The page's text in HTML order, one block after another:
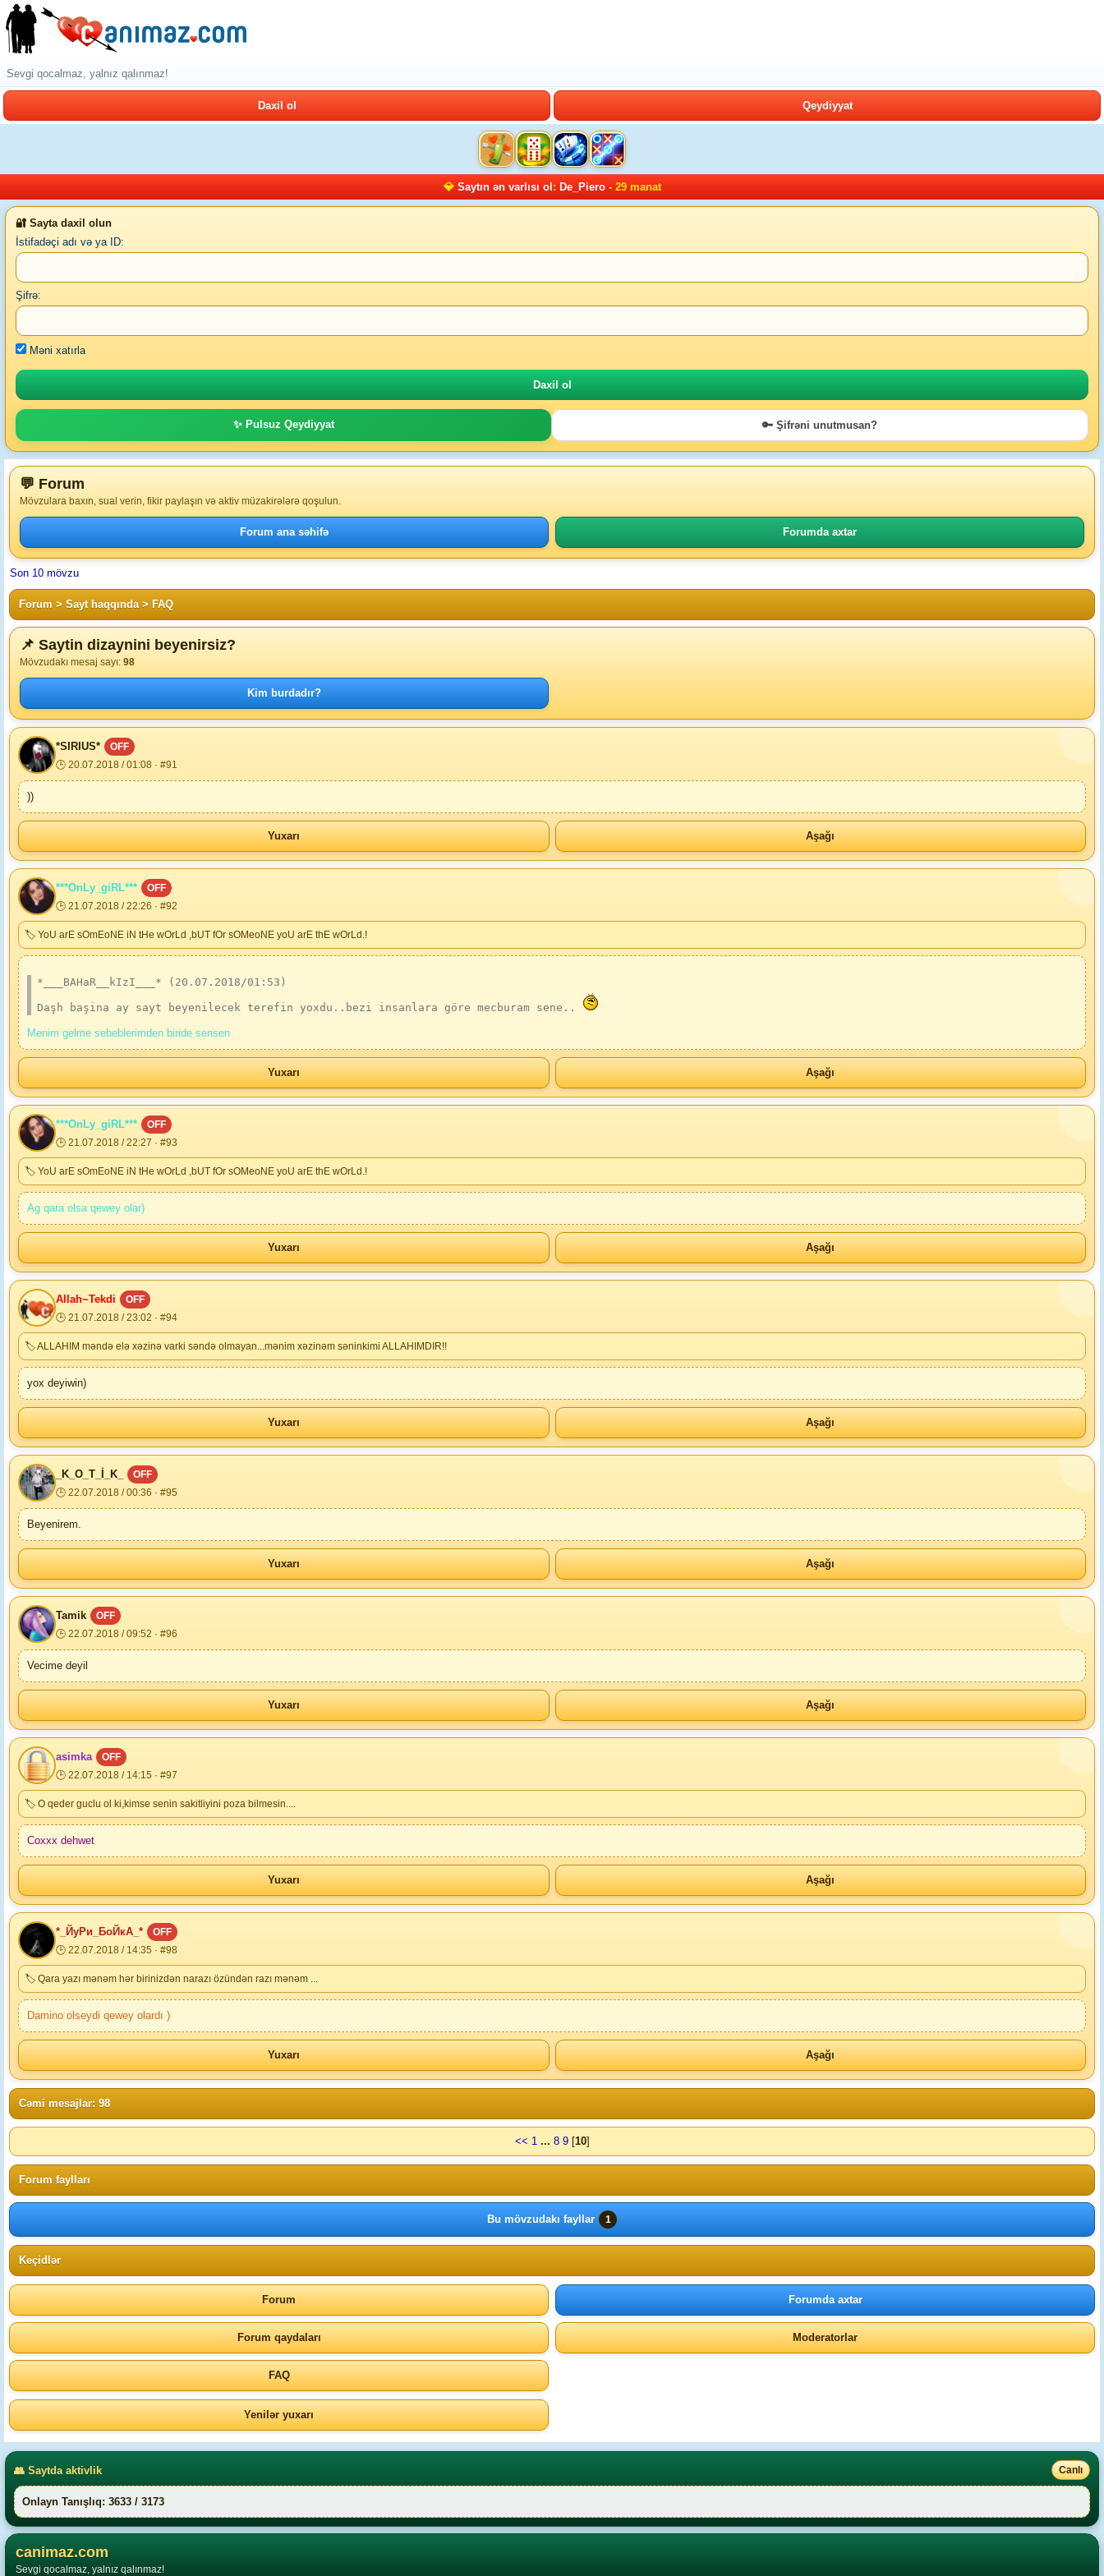
Sevgi qocalmaz, yalnız qalınmaz!
Daxil ol Qeydiyyat
💎 Saytın ən varlısı ol : De_Piero- 29 manat
🔐 Sayta daxil olun
İstifadəçi adı və ya ID:
Şifrə:
Məni xatırla
✨ Pulsuz Qeydiyyat 🔑 Şifrəni unutmusan?
💬 Forum
Mövzulara baxın, sual verin, fikir paylaşın və aktiv müzakirələrə qoşulun.
Forum ana səhifə Forumda axtar
Son 10 mövzu
Forum > Sayt haqqında> FAQ
📌 Saytin dizaynini beyenirsiz?
Mövzudakı mesaj sayı: 98
Kim burdadır?
*SIRIUS*
OFF
🕒 20.07.2018 / 01:08 · #91
))
Yuxarı Aşağı
***OnLy_giRL***
OFF
🕒 21.07.2018 / 22:26 · #92
🏷 YoU arE sOmEoNE iN tHe wOrLd ,bUT fOr sOMeoNE yoU arE thE wOrLd.!
*___BAHaR__kIzI___* (20.07.2018/01:53)
Daşh başina ay sayt beyenilecek terefin yoxdu..bezi insanlara göre mecburam sene..
Menim gelme sebeblerimden biride sensen
Yuxarı Aşağı
***OnLy_giRL***
OFF
🕒 21.07.2018 / 22:27 · #93
🏷 YoU arE sOmEoNE iN tHe wOrLd ,bUT fOr sOMeoNE yoU arE thE wOrLd.!
Ag qara olsa qewey olar)
Yuxarı Aşağı
Allah~Tekdi
OFF
🕒 21.07.2018 / 23:02 · #94
🏷 ALLAHIM məndə elə xəzinə varki səndə olmayan...mənim xəzinəm səninkimi ALLAHIMDIR!!
yox deyiwin)
Yuxarı Aşağı
_K_O_T_İ_K_
OFF
🕒 22.07.2018 / 00:36 · #95
Beyenirem.
Yuxarı Aşağı
Tamik
OFF
🕒 22.07.2018 / 09:52 · #96
Vecime deyil
Yuxarı Aşağı
asimka
OFF
🕒 22.07.2018 / 14:15 · #97
🏷 O qeder guclu ol ki,kimse senin sakitliyini poza bilmesin....
Coxxx dehwet
Yuxarı Aşağı
*_ЙуРи_БоЙкА_*
OFF
🕒 22.07.2018 / 14:35 · #98
🏷 Qara yazı mənəm hər birinizdən narazı özündən razı mənəm ...
Damino olseydi qewey olardı )
Yuxarı Aşağı
Cəmi mesajlar: 98
<< 1 ... 8 9[10]
Forum faylları
Bu mövzudakı fayllar 1
Keçidlər
Forum Forumda axtar
Forum qaydaları Moderatorlar
FAQ
Yenilər yuxarı
👥 Saytda aktivlik Canlı
Onlayn Tanışlıq: 3633 / 3173
canimaz.com
Sevgi qocalmaz, yalnız qalınmaz!